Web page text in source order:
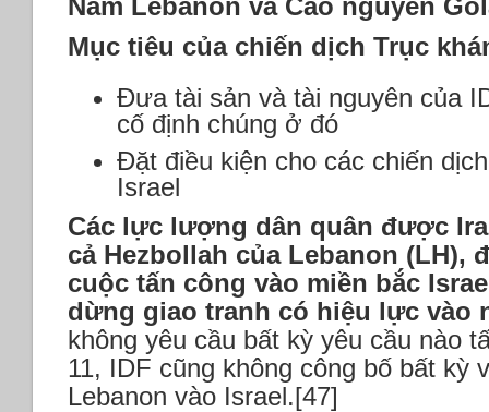
Nam Lebanon và Cao nguyên
Mục tiêu của chiến dịch Trục
Đưa tài sản và tài nguyên của
cố định chúng ở đó
Đặt điều kiện cho các chiến
Israel
Các lực lượng dân quân được
cả Hezbollah của Lebanon (LH),
cuộc tấn công vào miền bắc
dừng giao tranh có hiệu lực vào
không yêu cầu bất kỳ yêu cầu nào
11, IDF cũng không công bố bất kỳ
Lebanon vào Israel.[47]